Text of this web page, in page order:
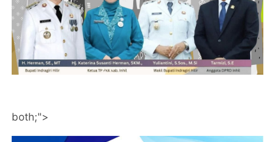
both;">